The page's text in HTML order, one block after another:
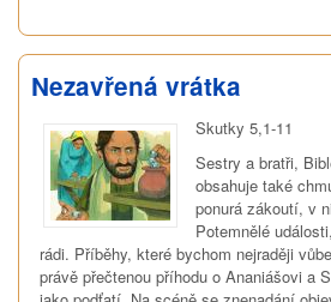
Nezavřená vrátka
Skutky 5,1-11
Sestry a bratři,
obsahuje také
ponurá zákoutí, v
Potemnělé
rádi. Příběhy, které bychom nejraději
právě přečtenou příhodu o Ananiášovi a